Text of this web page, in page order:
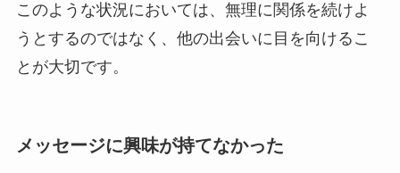
このような状況においては、無理に関係を続けよ
うとするのではなく、他の出会いに目を向けるこ
とが大切です。
メッセージに興味が持てなかった